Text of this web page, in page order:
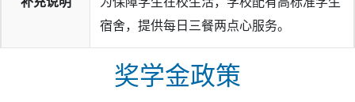
宿舍，提供每日三餐两点心服务。
奖学金政策